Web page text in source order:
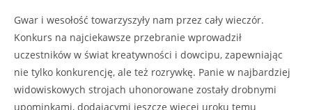
Gwar i wesołość towarzyszyły nam przez cały wieczór.
Konkurs na najciekawsze przebranie wprowadził
uczestników w świat kreatywności i dowcipu, zapewniając
nie tylko konkurencję, ale też rozrywkę. Panie w najbardziej
widowiskowych strojach uhonorowane zostały drobnymi
upominkami, dodającymi jeszcze więcej uroku temu